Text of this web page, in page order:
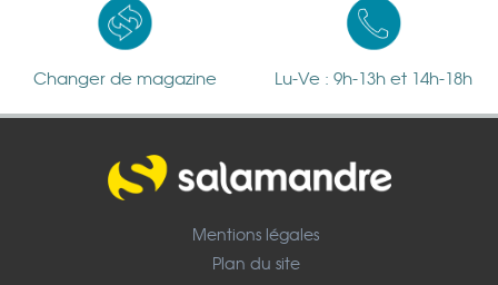
Changer de magazine Lu-Ve : 9h-13h et 14h-18h
Mentions légales
Plan du site